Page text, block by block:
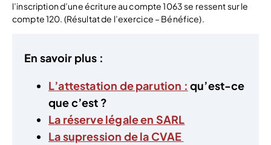
l’inscription d’une écriture au compte 1063 se ressent sur le
compte 120. (Résultat de l’exercice – Bénéfice).
En savoir plus :
L’attestation de parution : qu’est-ce
que c’est ?
La réserve légale en SARL
La supression de la CVAE